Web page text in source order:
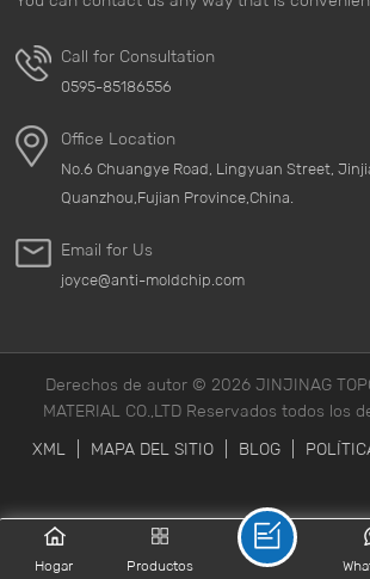
Call for Consultation
0595-85186556
Office Location
No.6 Chuangye Road, Lingyuan Street,
Quanzhou,Fujian Province,China.
Email for Us
joyce@anti-moldchip.com
Derechos de autor © 2026 JINJINAG
MATERIAL CO.,LTD Reservados todos los
XML
MAPA DEL SITIO BLOG
Hogar Productos